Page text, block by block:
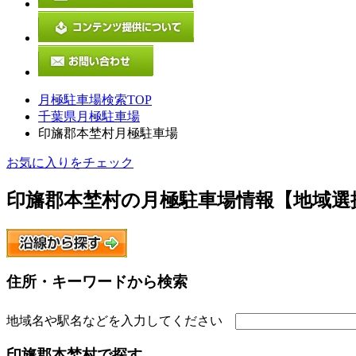
月極駐車場検索TOP
千葉県月極駐車場
印旛郡本埜村月極駐車場
お気に入りをチェック
印旛郡本埜村の月極駐車場情報【地域選
住所・キーワードから検索
地域名や駅名などを入力してください